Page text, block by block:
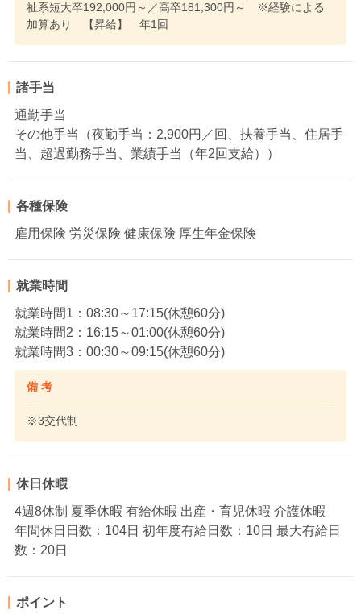
祉系短大卒192,000円～／高卒181,300円～ ※経験による
加算あり 【昇給】 年1回
諸手当
通勤手当
その他手当（夜勤手当：2,900円／回、扶養手当、住居手
当、超過勤務手当、業績手当（年2回支給））
各種保険
雇用保険 労災保険 健康保険 厚生年金保険
就業時間
就業時間1：08:30～17:15(休憩60分)
就業時間2：16:15～01:00(休憩60分)
就業時間3：00:30～09:15(休憩60分)
備 考
※3交代制
休日休暇
4週8休制 夏季休暇 有給休暇 出産・育児休暇 介護休暇
年間休日日数：104日 初年度有給日数：10日 最大有給日
数：20日
ポイント